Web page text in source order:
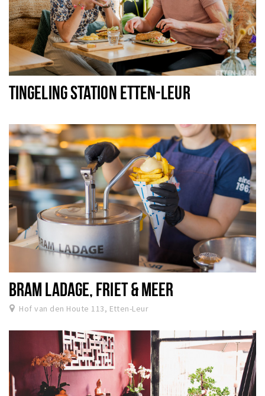
TINGELING STATION ETTEN-LEUR
BRAM LADAGE, FRIET & MEER
Hof van den Houte 113, Etten-Leur